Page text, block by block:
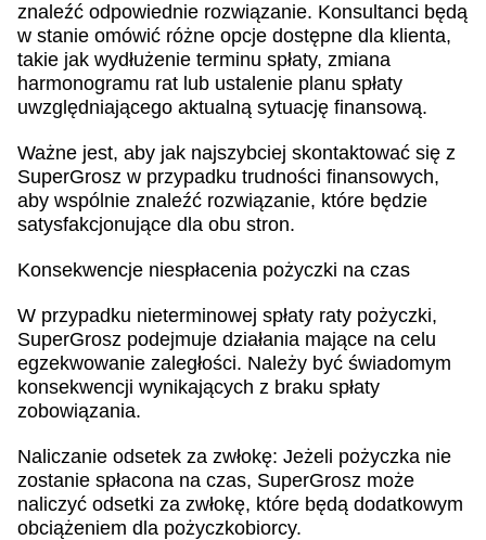
znaleźć odpowiednie rozwiązanie. Konsultanci będą
w stanie omówić różne opcje dostępne dla klienta,
takie jak wydłużenie terminu spłaty, zmiana
harmonogramu rat lub ustalenie planu spłaty
uwzględniającego aktualną sytuację finansową.
Ważne jest, aby jak najszybciej skontaktować się z
SuperGrosz w przypadku trudności finansowych,
aby wspólnie znaleźć rozwiązanie, które będzie
satysfakcjonujące dla obu stron.
Konsekwencje niespłacenia pożyczki na czas
W przypadku nieterminowej spłaty raty pożyczki,
SuperGrosz podejmuje działania mające na celu
egzekwowanie zaległości. Należy być świadomym
konsekwencji wynikających z braku spłaty
zobowiązania.
Naliczanie odsetek za zwłokę: Jeżeli pożyczka nie
zostanie spłacona na czas, SuperGrosz może
naliczyć odsetki za zwłokę, które będą dodatkowym
obciążeniem dla pożyczkobiorcy.